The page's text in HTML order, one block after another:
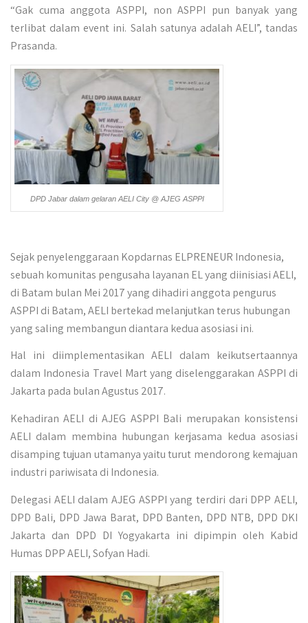
“Gak cuma anggota ASPPI, non ASPPI pun banyak yang
terlibat dalam event ini. Salah satunya adalah AELI”, tandas
Prasanda.
DPD Jabar dalam gelaran AELI City @ AJEG ASPPI
Sejak penyelenggaraan Kopdarnas ELPRENEUR Indonesia,
sebuah komunitas pengusaha layanan EL yang diinisiasi AELI,
di Batam bulan Mei 2017 yang dihadiri anggota pengurus
ASPPI di Batam, AELI bertekad melanjutkan terus hubungan
yang saling membangun diantara kedua asosiasi ini.
Hal ini diimplementasikan AELI dalam keikutsertaannya
dalam Indonesia Travel Mart yang diselenggarakan ASPPI di
Jakarta pada bulan Agustus 2017.
Kehadiran AELI di AJEG ASPPI Bali merupakan konsistensi
AELI dalam membina hubungan kerjasama kedua asosiasi
disamping tujuan utamanya yaitu turut mendorong kemajuan
industri pariwisata di Indonesia.
Delegasi AELI dalam AJEG ASPPI yang terdiri dari DPP AELI,
DPD Bali, DPD Jawa Barat, DPD Banten, DPD NTB, DPD DKI
Jakarta dan DPD DI Yogyakarta ini dipimpin oleh Kabid
Humas DPP AELI, Sofyan Hadi.